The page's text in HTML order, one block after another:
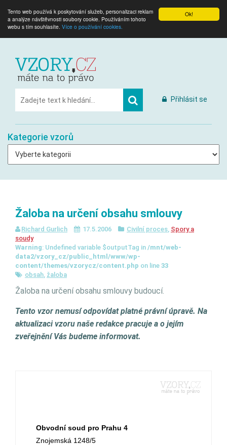
Ok!
Tento web používá k poskytování služeb, personalizaci reklam
a analýze návštěvnosti soubory cookie. Používáním tohoto
webu s tím souhlasíte. Více o používání cookies.
Přihlásit se
Kategorie vzorů
Žaloba na určení obsahu smlouvy
Richard Gurlich 17.5.2006 Civilní proces, Spory a
soudy
Warning: Undefined variable $outputTag in /mnt/web-
data2/vzory_cz/public_html/www/wp-
content/themes/vzorycz/content.php on line 33
obsah, žaloba
Žaloba na určení obsahu smlouvy budoucí.
Tento vzor nemusí odpovídat platné právní úpravě. Na
aktualizaci vzoru naše redakce pracuje a o jejím
zveřejnění Vás budeme informovat.
Obvodní soud pro Prahu 4
Znojemská 1248/5